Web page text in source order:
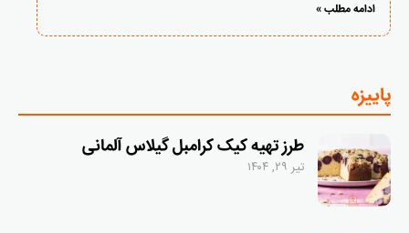
ادامه مطلب »
پاییزه
طرز تهیه کیک کرامبل گیلاس آلمانی
تیر ۲۹, ۱۴۰۴